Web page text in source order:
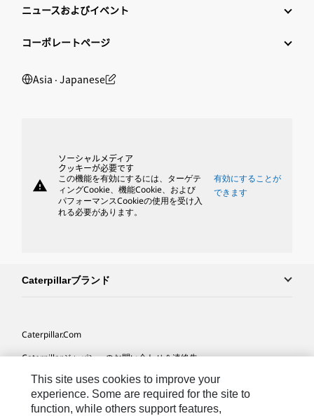
ニュースおよびイベント
コーポレートページ
Asia ‧ Japanese
warning
ソーシャルメディア
クッキーが必要です
この機能を有効にするには、ターゲテ
ィングCookie、機能Cookie、および
パフォーマンスCookieの使用を受け入
れる必要があります。
有効にすることが
できます
Caterpillarブランド
Caterpillar.com
Caterpillarジャパンへのお問い合わせ＆連絡先
マイマーケティング情報配信設定
サイト･マップ
This site uses cookies to improve your
experience. Some are required for the site to
function, while others support features,